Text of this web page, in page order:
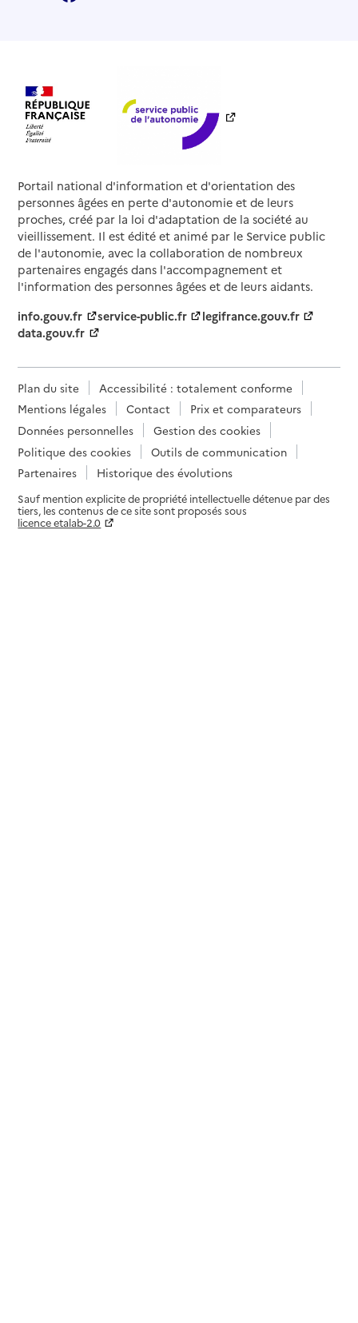
Portail national d'information et d'orientation des
personnes âgées en perte d'autonomie et de leurs
proches, créé par la loi d'adaptation de la société au
vieillissement. Il est édité et animé par le Service public
de l'autonomie, avec la collaboration de nombreux
partenaires engagés dans l'accompagnement et
l'information des personnes âgées et de leurs aidants.
info.gouv.fr
service-public.fr
legifrance.gouv.fr
data.gouv.fr
Plan du site
Accessibilité : totalement conforme
Mentions légales
Contact
Prix et comparateurs
Données personnelles
Gestion des cookies
Politique des cookies
Outils de communication
Partenaires
Historique des évolutions
Sauf mention explicite de propriété intellectuelle détenue par des
tiers, les contenus de ce site sont proposés sous
licence etalab-2.0